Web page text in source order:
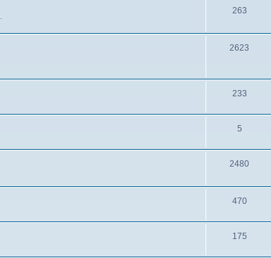
263
2623
233
5
2480
470
175